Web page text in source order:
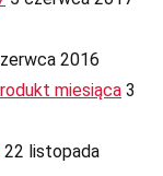
2016
miesiąca 3
22 listopada